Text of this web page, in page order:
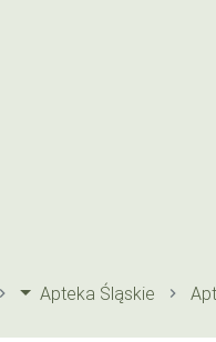
Apteka Śląskie